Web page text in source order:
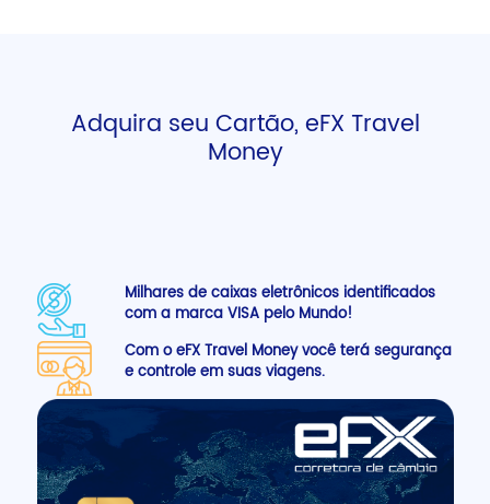
Adquira seu Cartão, eFX Travel
Money
Milhares de caixas eletrônicos identificados
com a marca VISA pelo Mundo!
Com o eFX Travel Money você terá segurança
e controle em suas viagens.